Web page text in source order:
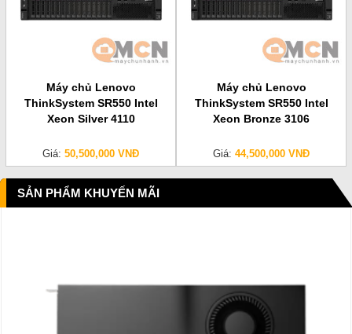
Máy chủ Lenovo
ThinkSystem SR550 Intel
Xeon Silver 4110
Giá: 50,500,000 VNĐ
Máy chủ Lenovo
ThinkSystem SR550 Intel
Xeon Bronze 3106
Giá: 44,500,000 VNĐ
SẢN PHẨM KHUYẾN MÃI